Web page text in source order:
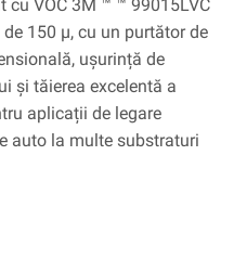
cu VOC 3M ™ ™ 99015LVC
150 µ, cu un purtător de
ușurință de
și tăierea excelentă a
aplicații de legare
auto la multe substraturi